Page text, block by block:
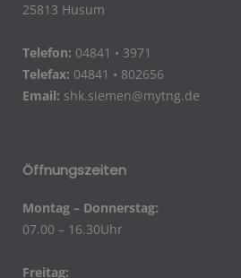
25813 Husum
Telefon: 04841 • 3971
Telefax: 04841 • 802656
Email: shk.siemen@mytng.de
Öffnungszeiten
Montag – Donnerstag:
07.00 – 16.30Uhr
Freitag: